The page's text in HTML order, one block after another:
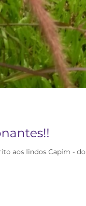
aos lindos Capim -